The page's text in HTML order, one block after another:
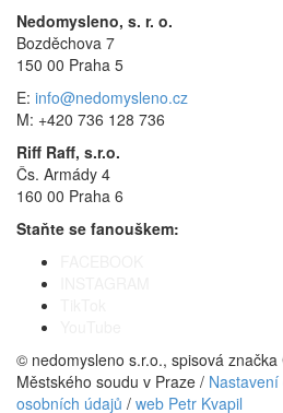
Nedomysleno, s. r. o.
Bozděchova 7
150 00 Praha 5
E: info@nedomysleno.cz
M: +420 736 128 736
Riff Raff, s.r.o.
Čs. Armády 4
160 00 Praha 6
Staňte se fanouškem:
© nedomysleno s.r.o., spisová
Městského soudu v Praze /
osobních údajů / web Petr Kvapil